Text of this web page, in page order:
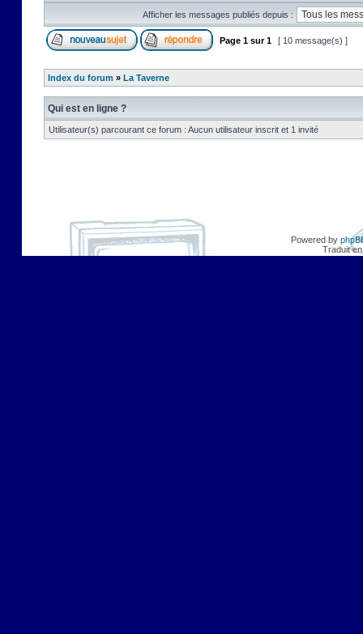
Afficher les messages publiés depuis :
Page 1 sur1 [ 10 message(s) ]
Index du forum » La Taverne
Qui est en ligne ?
Utilisateur(s) parcourant ce forum : Aucun utilisateur inscrit et 1 invité
Powered by
Traduit